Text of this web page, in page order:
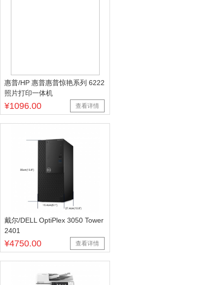
惠普/HP 惠普惠普惊艳系列 6222
照片打印一体机
¥1096.00 查看详情
戴尔/DELL OptiPlex 3050 Tower
2401
¥4750.00 查看详情